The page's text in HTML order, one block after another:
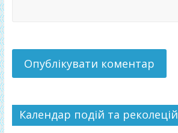
Календар подій та реколецій